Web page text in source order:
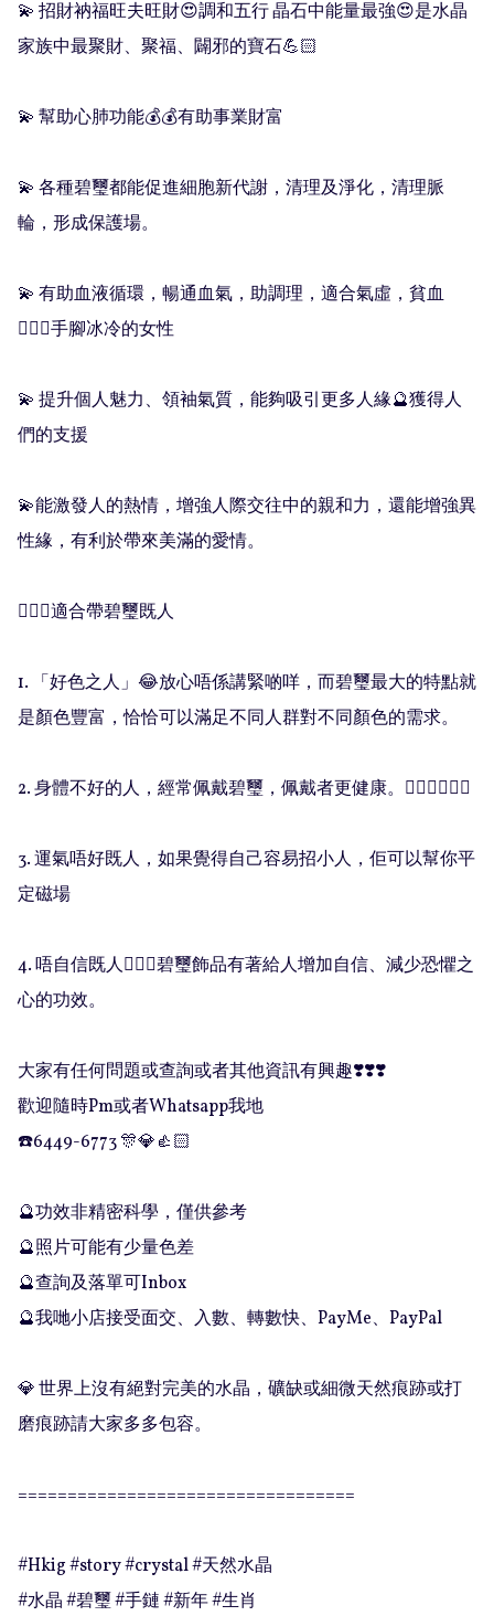
💫 招財衲福旺夫旺財😍調和五行 晶石中能量最強😍是水晶
家族中最聚財、聚福、闢邪的寶石💪🏻
💫 幫助心肺功能💰💰有助事業財富
💫 各種碧璽都能促進細胞新代謝，清理及淨化，清理脈
輪，形成保護場。
💫 有助血液循環，暢通血氣，助調理，適合氣虛，貧血
🧏🏻‍♀️手腳冰冷的女性
💫 提升個人魅力、領袖氣質，能夠吸引更多人緣🔮獲得人
們的支援
💫能激發人的熱情，增強人際交往中的親和力，還能增強異
性緣，有利於帶來美滿的愛情。
🧚🏻‍♀️適合帶碧璽既人
1. 「好色之人」😂放心唔係講緊啲咩，而碧璽最大的特點就
是顏色豐富，恰恰可以滿足不同人群對不同顏色的需求。
2. 身體不好的人，經常佩戴碧璽，佩戴者更健康。🧑🏻‍❤️‍💋‍🧑🏻
3. 運氣唔好既人，如果覺得自己容易招小人，佢可以幫你平
定磁場
4. 唔自信既人💁🏻‍♀️碧璽飾品有著給人增加自信、減少恐懼之
心的功效。
大家有任何問題或查詢或者其他資訊有興趣❣️❣️❣️
歡迎隨時Pm或者Whatsapp我地
☎️6449-6773 🎊💎👍🏻
🔮功效非精密科學，僅供參考
🔮照片可能有少量色差
🔮查詢及落單可Inbox
🔮我哋小店接受面交、入數、轉數快、PayMe、PayPal
💎 世界上沒有絕對完美的水晶，礦缺或細微天然痕跡或打
磨痕跡請大家多多包容。
==================================
#Hkig #story #crystal #天然水晶
#水晶 #碧璽 #手鏈 #新年 #生肖